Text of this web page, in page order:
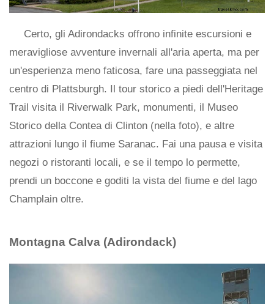
Certo, gli Adirondacks offrono infinite escursioni e
meravigliose avventure invernali all'aria aperta, ma per
un'esperienza meno faticosa, fare una passeggiata nel
centro di Plattsburgh. Il tour storico a piedi dell'Heritage
Trail visita il Riverwalk Park, monumenti, il Museo
Storico della Contea di Clinton (nella foto), e altre
attrazioni lungo il fiume Saranac. Fai una pausa e visita
negozi o ristoranti locali, e se il tempo lo permette,
prendi un boccone e goditi la vista del fiume e del lago
Champlain oltre.
Montagna Calva (Adirondack)